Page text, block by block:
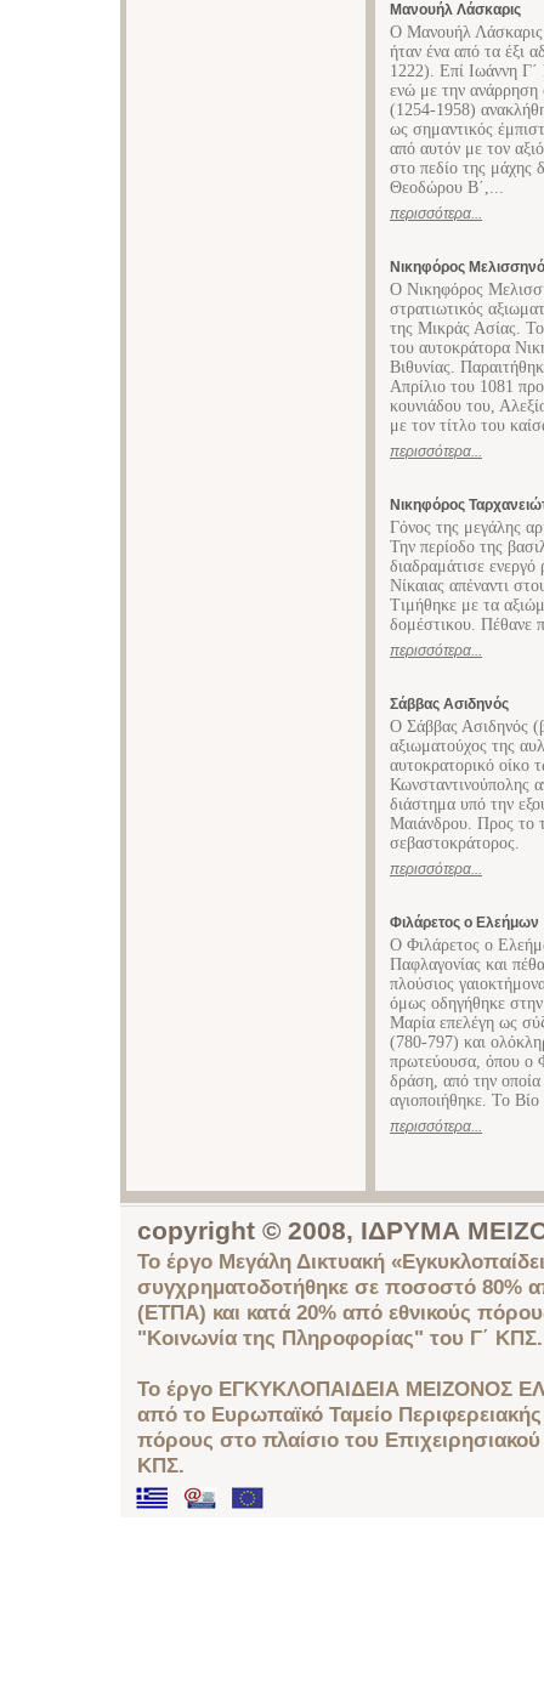
Μανουήλ Λάσκαρις
Ο Μανουήλ Λάσκαρις
ήταν ένα από τα έξι
1222). Επί Ιωάννη
ενώ με την
(1254-1958)
ως σημαντικός
από αυτόν με τον
στο πεδίο της μάχης
Θεοδώρου Β΄,...
περισσότερα...
Νικηφόρος
Ο Νικηφόρος
στρατιωτικός
της Μικράς Ασίας.
του αυτοκράτορα
Βιθυνίας.
Απρίλιο του 1081
κουνιάδου του,
με τον τίτλο του
περισσότερα...
Νικηφόρος
Γόνος της μεγάλης
Την περίοδο της
διαδραμάτισε
Νίκαιας απέναντι
Τιμήθηκε με τα
δομέστικου. Πέθανε
περισσότερα...
Σάββας Ασιδηνός
Ο Σάββας Ασιδηνός
αξιωματούχος της
αυτοκρατορικό οίκο
Κωνσταντινούπολης
διάστημα υπό την
Μαιάνδρου. Προς το
σεβαστοκράτορος.
περισσότερα...
Φιλάρετος ο Ελεήμων
Ο Φιλάρετος ο
Παφλαγονίας και
πλούσιος
όμως οδηγήθηκε
Μαρία επελέγη ως
(780-797) και
πρωτεύουσα, όπου ο
δράση, από την οποία
αγιοποιήθηκε. Το
περισσότερα...
copyright © 2008, ΙΔΡΥΜΑ
Το έργο Μεγάλη Δικτυακή
συγχρηματοδοτήθηκε σε ποσοστό 80%
(ΕΤΠΑ) και κατά 20% από εθνικούς
"Κοινωνία της Πληροφορίας" του Γ΄ ΚΠΣ.
Το έργο ΕΓΚΥΚΛΟΠΑΙΔΕΙΑ ΜΕΙΖΟΝΟΣ
από το Ευρωπαϊκό Ταμείο
πόρους στο πλαίσιο του
ΚΠΣ.